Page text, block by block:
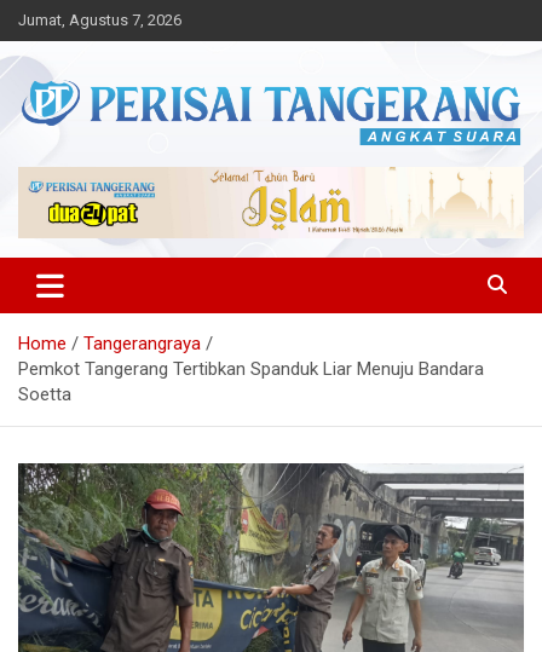
Skip
to
content
Jumat, Agustus 7, 2026
Perisai Tangerang – Angkat
Suara
Home
Tangerangraya
Pemkot Tangerang Tertibkan Spanduk Liar Menuju Bandara
Soetta